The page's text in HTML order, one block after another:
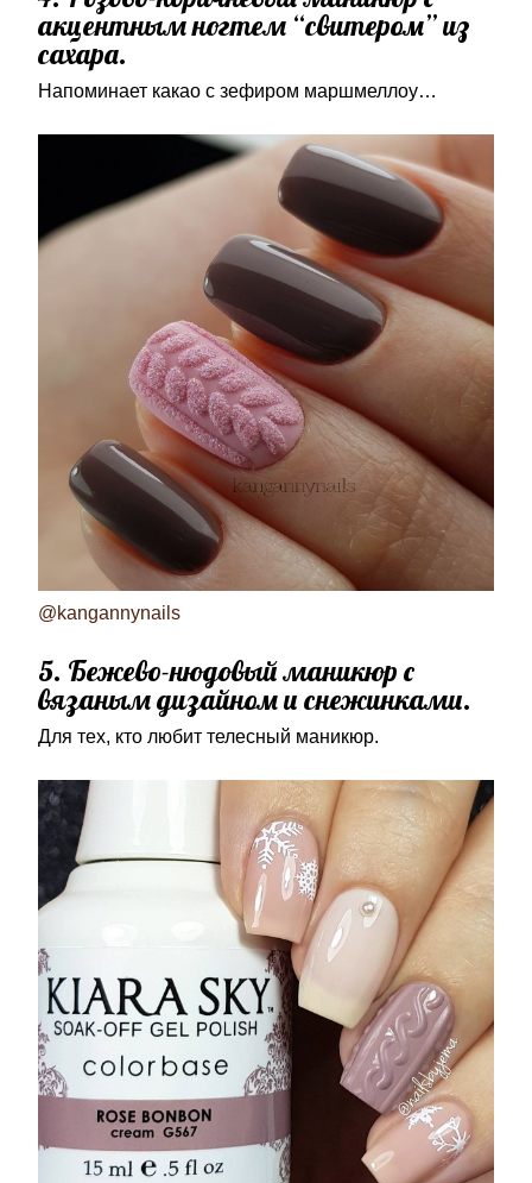
акцентным ногтем “свитером” из
сахара.
Напоминает какао с зефиром маршмеллоу…
@kangannynails
5. Бежево-нюдовый маникюр с
вязаным дизайном и снежинками.
Для тех, кто любит телесный маникюр.